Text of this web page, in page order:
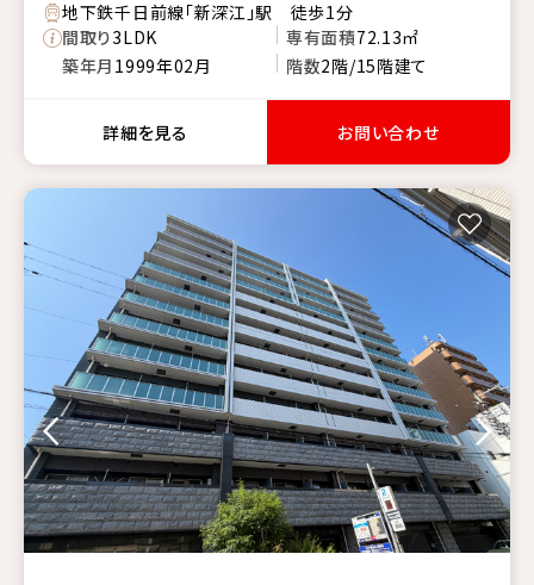
地下鉄千日前線「新深江」駅 徒歩1分
間取り3LDK 専有面積72.13㎡
築年月 1999年02月 階数2階/15階建て
詳細を見る お問い合わせ